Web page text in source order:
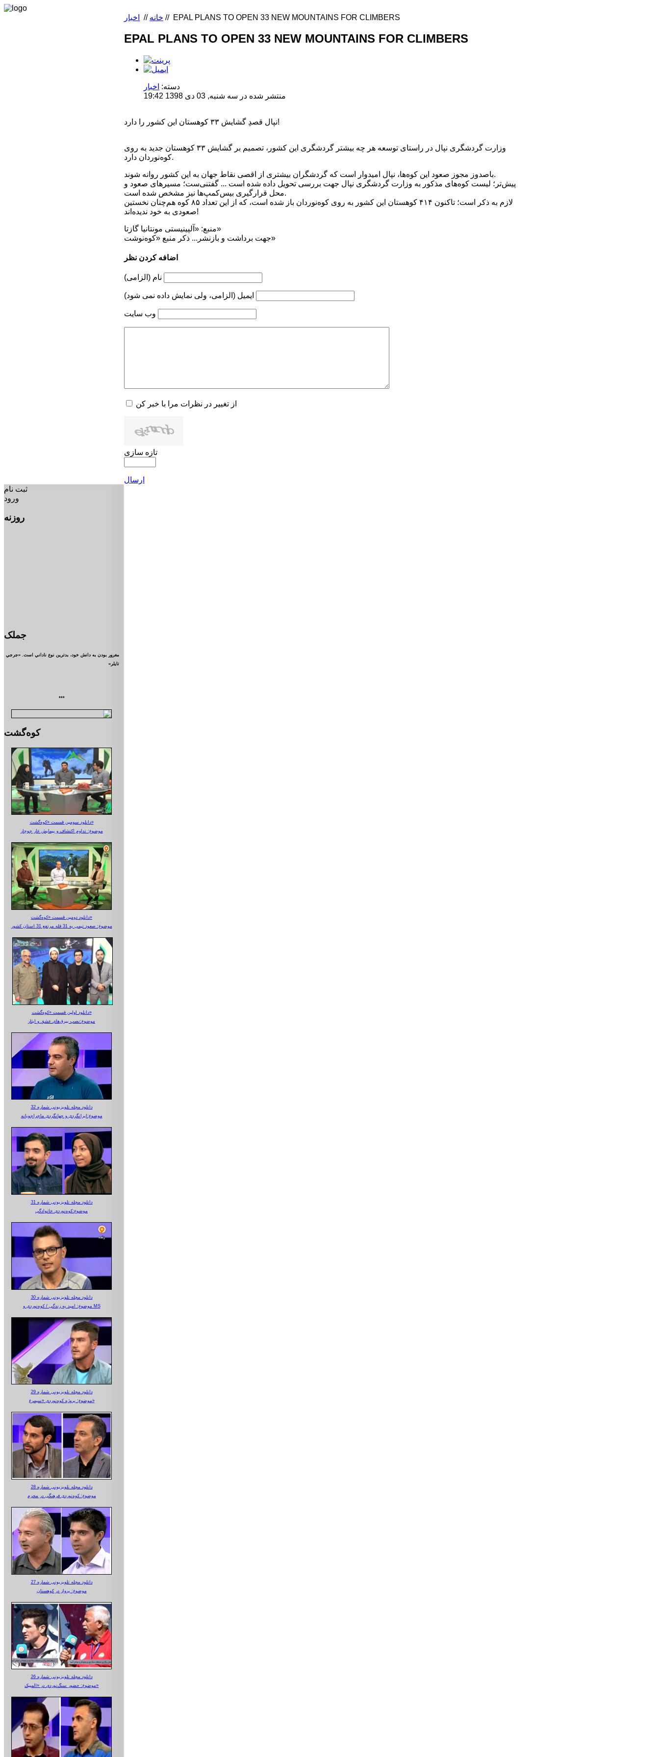
خانه // اخبار // EPAL PLANS TO OPEN 33 NEW MOUNTAINS FOR CLIMBERS
EPAL PLANS TO OPEN 33 NEW MOUNTAINS FOR CLIMBERS
دسته: اخبار
منتشر شده در سه شنبه, 03 دی 1398 19:42
نپال قصدِ گشایش ۳۳ کوهستان این کشور را دارد!
وزارت گردشگری نپال در راستای توسعه هر چه بیشتر گردشگری این کشور، تصمیم بر گشایش ۳۳ کوهستان جدید به روی
کوه‌نوردان دارد.
باصدوز مجوز صعود این کوه‌ها، نپال امیدوار است که گردشگران بیشتری از اقصی نقاط جهان به این کشور روانه شوند.
پیش‌تر؛ لیست کوه‌‌های مذکور به وزارت گردشگری نپال جهت بررسی تحویل داده شده است ... گفتنی‌ست؛ مسیرهای صعود و
محل قرارگیری بیس‌کمپ‌ها نیز مشخص شده است.
لازم به ذکر است؛ تاکنون ۴۱۴ کوهستان این کشور به روی کوه‌نوردان باز شده است، که از این تعداد ۸۵ کوه هم‌چنان نخستین
صعودی به خود ندیده‌اند!
منبع: «آلپینیستی مونتانیا گازتا»
جهت برداشت و بازنشر... ذکر منبع «کوه‌نوشت»
اضافه کردن نظر
نام (الزامی)
ایمیل (الزامی، ولی نمایش داده نمی شود)
وب سایت
از تغییر در نظرات مرا با خبر کن
تازه سازی
ارسال
ثبت نام
ورود
روزنه
جملک
مغرور بودن به دانش خود، بدترين نوع ناداني است. «جرجي
تايلر»
***
کوه‌گشت
دانلود سومین قسمت «کوه‌گشت»
موضوع: تداوم اکتشاف و پیمایش غار جوجار
دانلود دومین قسمت «کوه‌گشت»
موضوع: صعود تیمی به 31 قله مرتفع 31 استان کشور
دانلود اولین قسمت «کوه‌گشت»
موضوع:نصب بیرق‌های عشق و ایثار
دانلود مجله تلویزیونی شماره 32
موضوع:ایرانگردی و جهانگردی ماجراجویانه
دانلود مجله تلویزیونی شماره 31
موضوع:کوه‌نوردی خانوادگی
دانلود مجله تلویزیونی شماره 30
موضوع: امید به زندگی / کوه‌نوردی و MS
دانلود مجله تلویزیونی شماره 29
موضوع: پروژه کوه‌نوردی «سیمرغ»
دانلود مجله تلویزیونی شماره 28
موضوع: کوه‌نوردی فرهنگی در محرم
دانلود مجله تلویزیونی شماره 27
موضوع: پرواز در کوهستان
دانلود مجله تلویزیونی شماره 26
موضوع: حضور سنگ‌نوردی در «المپیک»